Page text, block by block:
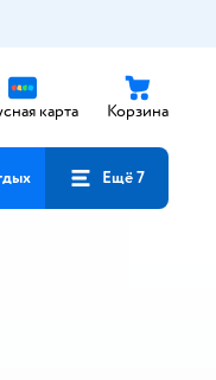
карта Корзина
Ещё 7